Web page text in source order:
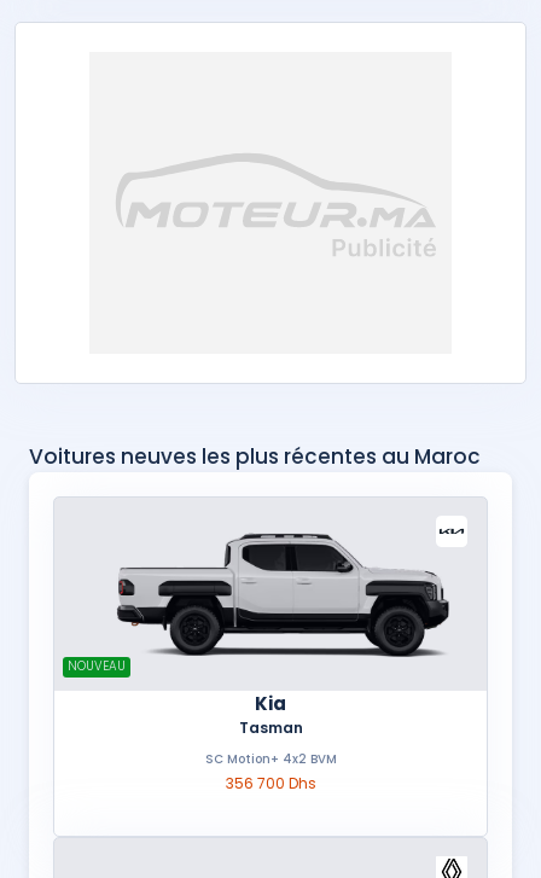
Voitures neuves les plus récentes au Maroc
NOUVEAU
Kia
Tasman
SC Motion+ 4x2 BVM
356 700 Dhs